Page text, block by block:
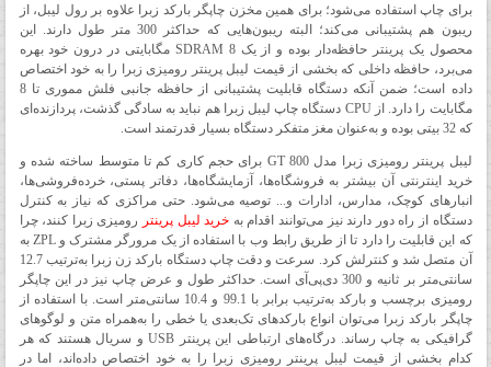
برای چاپ استفاده می‌شود؛ برای همین مخزن چاپگر بارکد زبرا علاوه بر رول لیبل، از
ریبون‌ هم پشتیبانی می‌کند؛ البته ریبون‌هایی که حداکثر 300 متر طول دارند. این
محصول یک پرینتر حافظه‌دار بوده و از یک SDRAM 8 مگابایتی در درون خود بهره
می‌برد، حافظه داخلی که بخشی از قیمت لیبل پرینتر رومیزی زبرا را به خود اختصاص
داده است؛ ضمن آنکه دستگاه قابلیت پشتیبانی از حافظه جانبی فلش مموری تا 8
مگابایت را دارد. از CPU دستگاه چاپ لیبل زبرا هم نباید به سادگی گذشت، پردازند‌ه‌ای
که 32 بیتی بوده و به‌عنوان مغز متفکر دستگاه بسیار قدرتمند است.
لیبل پرینتر رومیزی زبرا مدل GT 800 برای حجم کاری کم تا متوسط ساخته شده و
خرید اینترنتی آن بیشتر به فروشگاه‌ها، آزمایشگا‌ه‌ها، دفاتر پستی، خرده‌فروشی‌ها،
انبارهای کوچک، مدارس، ادارات و... توصیه می‌شود. حتی مراکزی که نیاز به کنترل
دستگاه از راه دور دارند نیز می‌توانند اقدام به خرید لیبل پرینتر رومیزی زبرا کنند، چرا
که این قابلیت را دارد تا از طریق رابط وب با استفاده از یک مرورگر مشترک و ZPL به
آن متصل شد و کنترلش کرد. سرعت و دقت چاپ دستگاه بارکد زن زبرا به‌ترتیب 12.7
سانتی‌متر بر ثانیه و 300 دی‌پی‌آی است. حداکثر طول و عرض چاپ نیز در این چاپگر
رومیزی برچسب و بارکد به‌ترتیب برابر با 99.1 و 10.4 سانتی‌متر است. با استفاده از
چاپگر بارکد زبرا می‌توان انواع بارکدهای تک‌بعدی یا خطی را به‌همراه متن و لوگوهای
گرافیکی به چاپ رساند. درگاه‌های ارتباطی این پرینتر USB و سریال هستند که هر
کدام بخشی از قیمت لیبل پرینتر رومیزی زبرا را به خود اختصاص داده‌اند، اما در